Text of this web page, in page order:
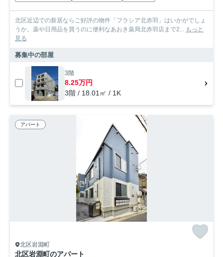
北区近辺での新居ならご好評の物件「フラシア北赤羽」はいかがでしょ
うか。薬や日用品を買うのに便利なあおき薬局北赤羽店まで2... もっと
見る
募集中の部屋
3階
8.25万円
3階 / 18.01㎡ / 1K
アパート
北区岩淵町
北区岩淵町のアパート